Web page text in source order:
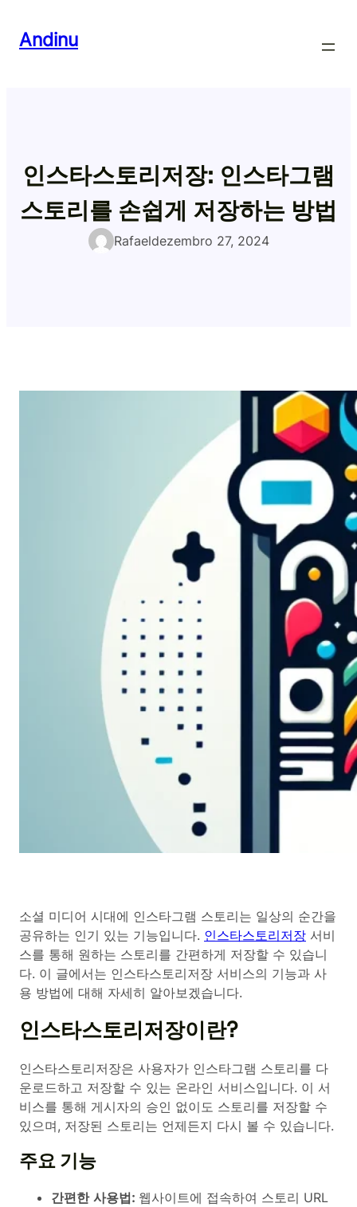
para
Andinu
인스타스토리저장: 인스타그램
스토리를 손쉽게 저장하는 방법
Rafaeldezembro 27, 2024
소셜 미디어 시대에 인스타그램 스토리는 일상의 순간을
공유하는 인기 있는 기능입니다. 인스타스토리저장 서비
스를 통해 원하는 스토리를 간편하게 저장할 수 있습니
다. 이 글에서는 인스타스토리저장 서비스의 기능과 사
용 방법에 대해 자세히 알아보겠습니다.
인스타스토리저장이란?
인스타스토리저장은 사용자가 인스타그램 스토리를 다
운로드하고 저장할 수 있는 온라인 서비스입니다. 이 서
비스를 통해 게시자의 승인 없이도 스토리를 저장할 수
있으며, 저장된 스토리는 언제든지 다시 볼 수 있습니다.
주요 기능
간편한 사용법: 웹사이트에 접속하여 스토리 URL